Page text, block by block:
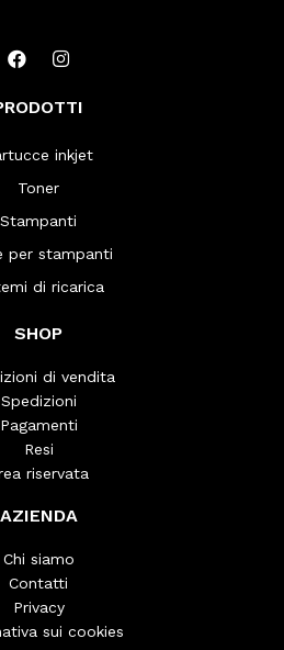
inkjet
Toner
Stampanti
per stampanti
di ricarica
SHOP
di vendita
Spedizioni
Pagamenti
Resi
riservata
AZIENDA
Chi siamo
Contatti
Privacy
sui cookies